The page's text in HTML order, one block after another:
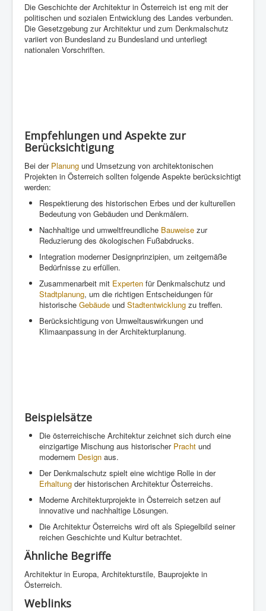
Die Geschichte der Architektur in Österreich ist eng mit der
politischen und sozialen Entwicklung des Landes verbunden.
Die Gesetzgebung zur Architektur und zum Denkmalschutz
variiert von Bundesland zu Bundesland und unterliegt
nationalen Vorschriften.
Empfehlungen und Aspekte zur
Berücksichtigung
Bei der Planung und Umsetzung von architektonischen
Projekten in Österreich sollten folgende Aspekte berücksichtigt
werden:
Respektierung des historischen Erbes und der kulturellen
Bedeutung von Gebäuden und Denkmälern.
Nachhaltige und umweltfreundliche Bauweise zur
Reduzierung des ökologischen Fußabdrucks.
Integration moderner Designprinzipien, um zeitgemäße
Bedürfnisse zu erfüllen.
Zusammenarbeit mit Experten für Denkmalschutz und
Stadtplanung, um die richtigen Entscheidungen für
historische Gebäude und Stadtentwicklung zu treffen.
Berücksichtigung von Umweltauswirkungen und
Klimaanpassung in der Architekturplanung.
Beispielsätze
Die österreichische Architektur zeichnet sich durch eine
einzigartige Mischung aus historischer Pracht und
modernem Design aus.
Der Denkmalschutz spielt eine wichtige Rolle in der
Erhaltung der historischen Architektur Österreichs.
Moderne Architekturprojekte in Österreich setzen auf
innovative und nachhaltige Lösungen.
Die Architektur Österreichs wird oft als Spiegelbild seiner
reichen Geschichte und Kultur betrachtet.
Ähnliche Begriffe
Architektur in Europa, Architekturstile, Bauprojekte in
Österreich.
Weblinks